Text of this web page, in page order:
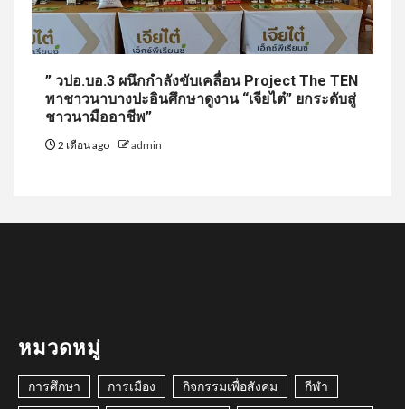
” วปอ.บอ.3 ผนึกกำลังขับเคลื่อน Project The TEN
พาชาวนาบางปะอินศึกษาดูงาน “เจียไต๋” ยกระดับสู่
ชาวนามืออาชีพ”
2 เดือน ago admin
หมวดหมู่
การศึกษา การเมือง กิจกรรมเพื่อสังคม กีฬา